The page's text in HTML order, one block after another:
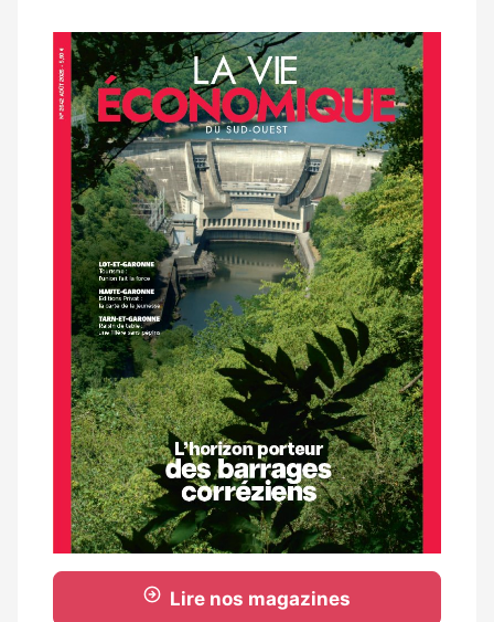
Notre
dernier
magazine
Lire nos magazines